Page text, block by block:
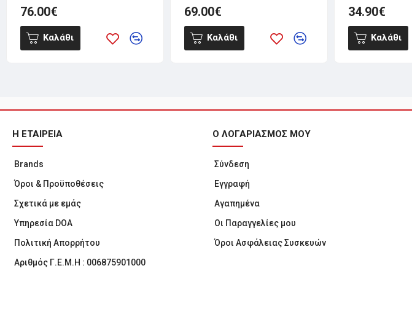
76.00€
Καλάθι
69.00€
Καλάθι
34.90€
Καλάθι
Η ΕΤΑΙΡΕΙΑ
Brands
Όροι & Προϋποθέσεις
Σχετικά με εμάς
Υπηρεσία DOA
Πολιτική Απορρήτου
Αριθμός Γ.Ε.Μ.Η : 006875901000
Ο ΛΟΓΑΡΙΑΣΜΟΣ ΜΟΥ
Σύνδεση
Εγγραφή
Αγαπημένα
Οι Παραγγελίες μου
Όροι Ασφάλειας Συσκευών